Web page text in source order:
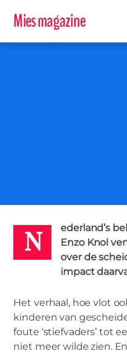
Mies magazine
MIES 27 OKTOBER 2015
Enzo Knol
scheiding
N
ederland’s
Enzo Knol
over de
impact
Het verhaal, hoe vlot
kinderen van
foute ‘stiefvaders’ tot
niet meer wilde zien.